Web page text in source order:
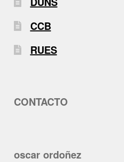
CCB
RUES
CONTACTO
oscar ordoñez